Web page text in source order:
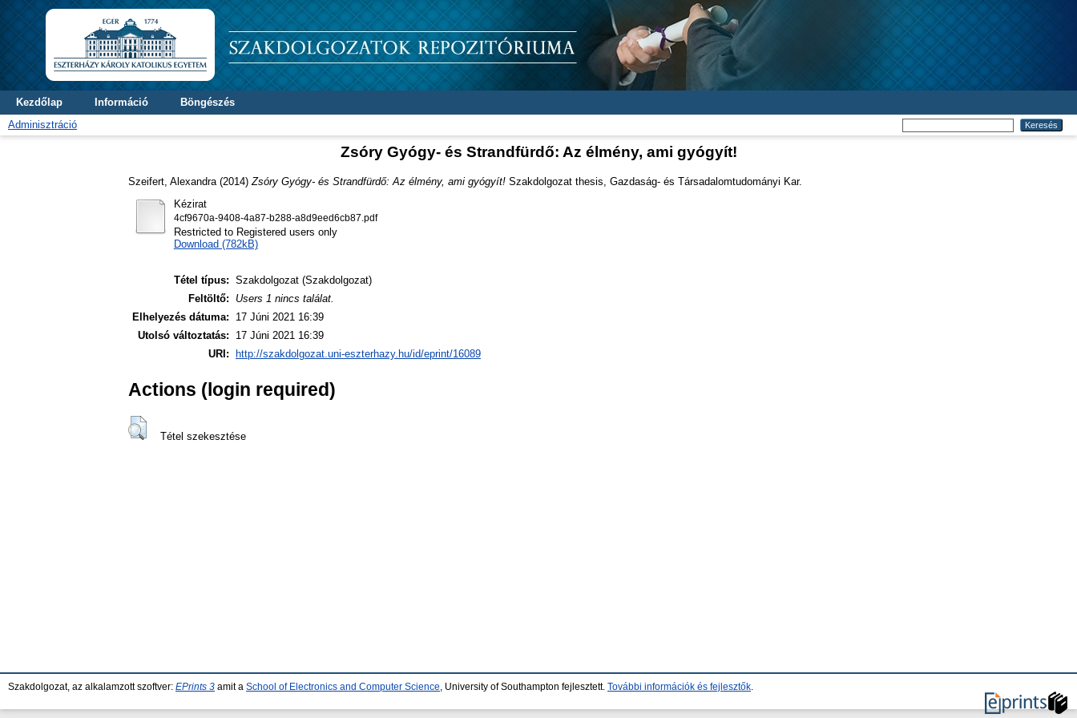
Kezdőlap Információ
Böngészés
Adminisztráció
Zsóry Gyógy- és Strandfürdő: Az élmény, ami gyógyít!
Szeifert, Alexandra (2014) Zsóry Gyógy- és Strandfürdő: Az élmény, ami gyógyít! Szakdolgozat thesis, Gazdaság- és Társadalomtudományi Kar.
Kézirat
4cf9670a-9408-4a87-b288-a8d9eed6cb87.pdf
Restricted to Registered users only
Download (782kB)
Tétel típus: Szakdolgozat (Szakdolgozat)
Feltöltő:
Users 1 nincs találat.
Elhelyezés dátuma:
17 Júni 2021 16:39
Utolsó változtatás:
17 Júni 2021 16:39
URI:
http://szakdolgozat.uni-eszterhazy.hu/id/eprint/16089
Actions (login required)
Tétel szekesztése
Szakdolgozat, az alkalamzott szoftver: EPrints 3 amit a School of Electronics and Computer Science , University of Southampton fejlesztett. További információk és fejlesztők